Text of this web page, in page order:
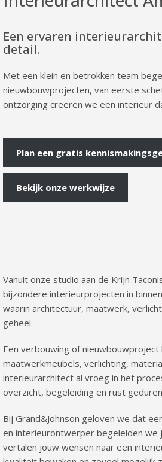
Een ervaren
detail.
Met een klein en betrokken team
nieuwbouwprojecten, van eerste
ontzorging creëren we een interieur
Plan een gratis
Bekijk onze werkwijze
Vanuit onze studio aan de Krijn
bijzondere interieurprojecten in
waarin architectuur, maatwerk,
geheel.
Een verbouwing of
maatwerkmeubels, verlichting,
interieurarchitect al vroeg in het
overzicht, begeleiding en rust
Bij Grand&Johnson geloven we dat
en interieurontwerper begeleiden we
vertalen jouw wensen naar een